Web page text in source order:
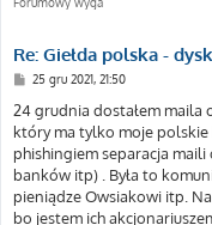
Re: Giełda polska -
P
s
t
25 gru 2021, 21:50
24 grudnia dostałem maila
który ma tylko moje
phishingiem separacja maili
banków itp) . Była to
pieniądze Owsiakowi itp.
bo jestem ich